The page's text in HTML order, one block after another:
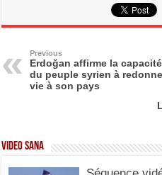
b
o
d
o
ail ar
Previous
Erdoğan affirme la capacité
du peuple syrien à
vie à son pays
Video SANA